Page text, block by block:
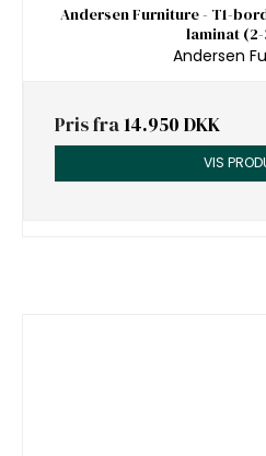
Andersen Furniture - T1-
laminat
Andersen
Pris fra 14.950 DKK
VIS